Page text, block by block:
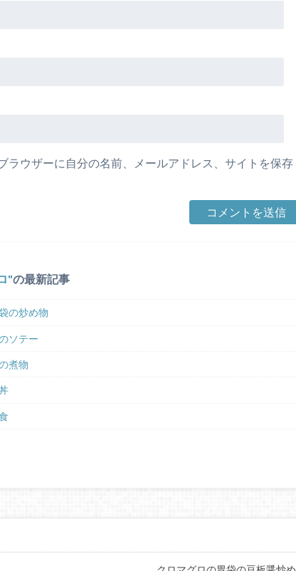
ラウザーに自分の名前、メールアドレス、サイトを保存
の最新記事
の炒め物
ソテー
煮物